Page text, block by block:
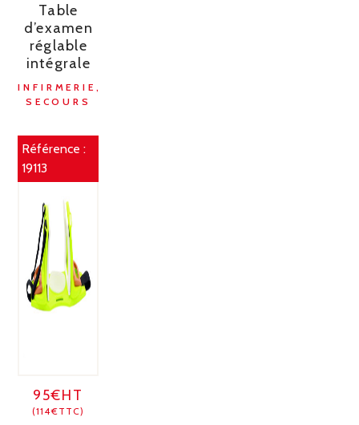
Table
d’examen
réglable
intégrale
INFIRMERIE,
SECOURS
Référence :
19113
95€HT
(114€TTC)